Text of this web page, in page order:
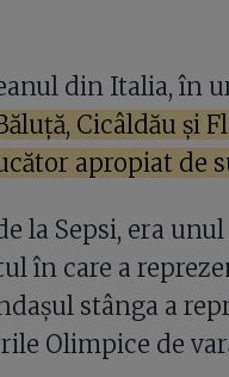
din Italia, în
Cicâldău și
apropiat de
la Sepsi, era
în care a
stânga a
Olimpice de